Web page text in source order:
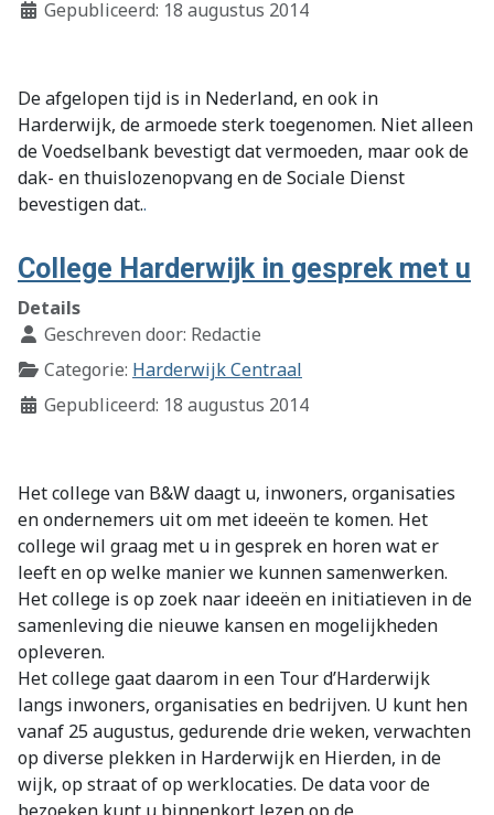
Gepubliceerd: 18 augustus 2014
De afgelopen tijd is in Nederland, en ook in
Harderwijk, de armoede sterk toegenomen. Niet alleen
de Voedselbank bevestigt dat vermoeden, maar ook de
dak- en thuislozenopvang en de Sociale Dienst
bevestigen dat..
College Harderwijk in gesprek met u
Details
Geschreven door: Redactie
Categorie: Harderwijk Centraal
Gepubliceerd: 18 augustus 2014
Het college van B&W daagt u, inwoners, organisaties
en ondernemers uit om met ideeën te komen. Het
college wil graag met u in gesprek en horen wat er
leeft en op welke manier we kunnen samenwerken.
Het college is op zoek naar ideeën en initiatieven in de
samenleving die nieuwe kansen en mogelijkheden
opleveren.
Het college gaat daarom in een Tour d’Harderwijk
langs inwoners, organisaties en bedrijven. U kunt hen
vanaf 25 augustus, gedurende drie weken, verwachten
op diverse plekken in Harderwijk en Hierden, in de
wijk, op straat of op werklocaties. De data voor de
bezoeken kunt u binnenkort lezen op de